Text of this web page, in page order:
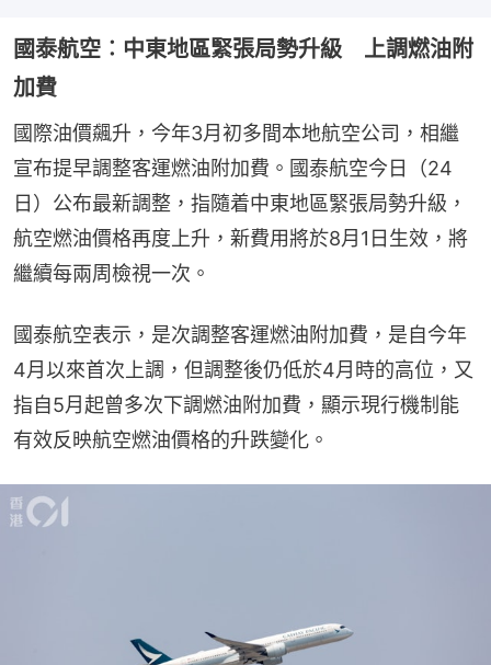
國泰航空︰中東地區緊張局勢升級 上調燃油附
加費
國際油價飆升，今年3月初多間本地航空公司，相繼
宣布提早調整客運燃油附加費。國泰航空今日（24
日）公布最新調整，指隨着中東地區緊張局勢升級，
航空燃油價格再度上升，新費用將於8月1日生效，將
繼續每兩周檢視一次。
國泰航空表示，是次調整客運燃油附加費，是自今年
4月以來首次上調，但調整後仍低於4月時的高位，又
指自5月起曾多次下調燃油附加費，顯示現行機制能
有效反映航空燃油價格的升跌變化。